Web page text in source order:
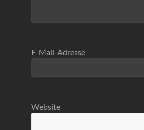
E-Mail-Adresse
Website